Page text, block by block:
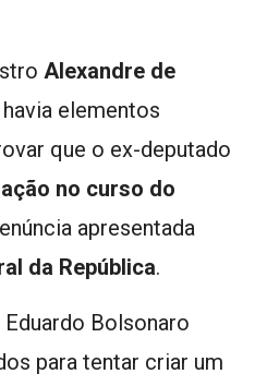
Alexandre de
elementos
que o ex-deputado
no curso do
apresentada
da República.
Bolsonaro
para tentar criar um